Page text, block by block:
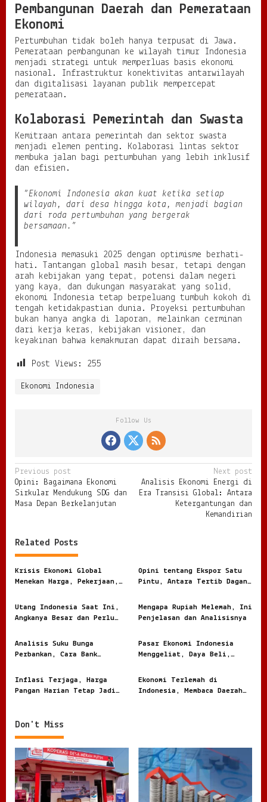
Pembangunan Daerah dan Pemerataan
Ekonomi
Pertumbuhan tidak boleh hanya terpusat di Jawa.
Pemerataan pembangunan ke wilayah timur Indonesia
menjadi strategi untuk memperluas basis ekonomi
nasional. Infrastruktur konektivitas antarwilayah
dan digitalisasi layanan publik mempercepat
pemerataan.
Kolaborasi Pemerintah dan Swasta
Kemitraan antara pemerintah dan sektor swasta
menjadi elemen penting. Kolaborasi lintas sektor
membuka jalan bagi pertumbuhan yang lebih inklusif
dan efisien.
“Ekonomi Indonesia akan kuat ketika setiap
wilayah, dari desa hingga kota, menjadi bagian
dari roda pertumbuhan yang bergerak
bersamaan.”
Indonesia memasuki 2025 dengan optimisme berhati-
hati. Tantangan global masih besar, tetapi dengan
arah kebijakan yang tepat, potensi dalam negeri
yang kaya, dan dukungan masyarakat yang solid,
ekonomi Indonesia tetap berpeluang tumbuh kokoh di
tengah ketidakpastian dunia. Proyeksi pertumbuhan
bukan hanya angka di laporan, melainkan cerminan
dari kerja keras, kebijakan visioner, dan
keyakinan bahwa kemakmuran dapat diraih bersama.
Post Views: 255
Ekonomi Indonesia
Follow Us
P
o
s
n
a
v
g
a
t
i
o
n
Previous post
Opini: Bagaimana Ekonomi
Sirkular Mendukung SDG dan
Masa Depan Berkelanjutan
Next post
Analisis Ekonomi Energi di
Era Transisi Global: Antara
Ketergantungan dan
Kemandirian
Related Posts
Krisis Ekonomi Global
Menekan Harga, Pekerjaan,
Opini tentang Ekspor Satu
Pintu, Antara Tertib Dagang
Utang Indonesia Saat Ini,
Angkanya Besar dan Perlu
Mengapa Rupiah Melemah, Ini
Penjelasan dan Analisisnya
Analisis Suku Bunga
Perbankan, Cara Bank
Nasabah
Pasar Ekonomi Indonesia
Menggeliat, Daya Beli,
Jadi Sorotan
Inflasi Terjaga, Harga
Pangan Harian Tetap Jadi
Ekonomi Terlemah di
Indonesia, Membaca Daerah
Don't Miss